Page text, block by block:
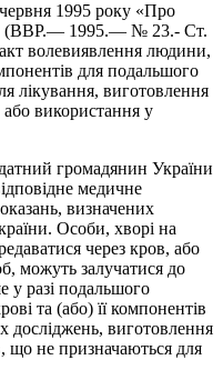
1995 року «Про
(ВВР.— 1995.— № 23.- Ст.
волевиявлення людини,
для подальшого
лікування, виготовлення
або використання у
громадянин України
медичне
визначених
Особи, хворі на
через кров, або
можуть залучатися до
у разі подальшого
та (або) її компонентів
досліджень, виготовлення
що не призначаються для